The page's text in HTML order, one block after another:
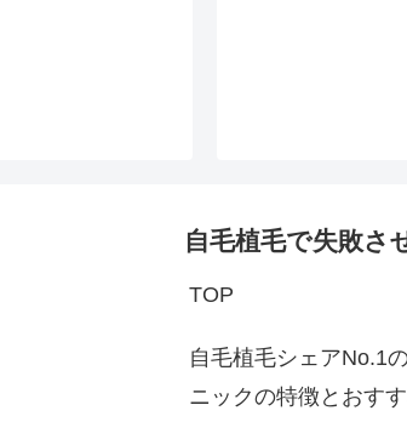
自毛植毛で失敗さ
TOP
自毛植毛シェアNo.1
ニックの特徴とおす